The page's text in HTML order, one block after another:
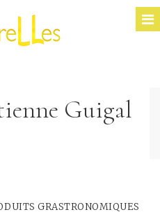
Guigal
GRASTRONOMIQUES